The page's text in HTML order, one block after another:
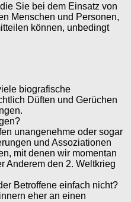
Sie bei dem Einsatz von
Menschen und Personen,
können, unbedingt
biografische
Düften und Gerüchen
unangenehme oder sogar
und Assoziationen
mit denen wir momentan
Anderem den 2. Weltkrieg
Betroffene einfach nicht?
eher an einen